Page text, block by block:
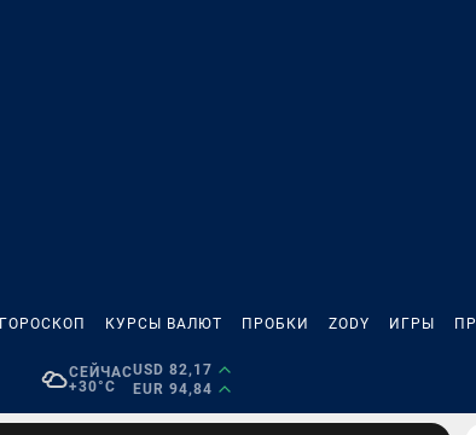
ГОРОСКОП КУРСЫ ВАЛЮТ ПРОБКИ ZODY ИГРЫ
СЕЙЧАС
+30°C
USD 82,17
EUR 94,84